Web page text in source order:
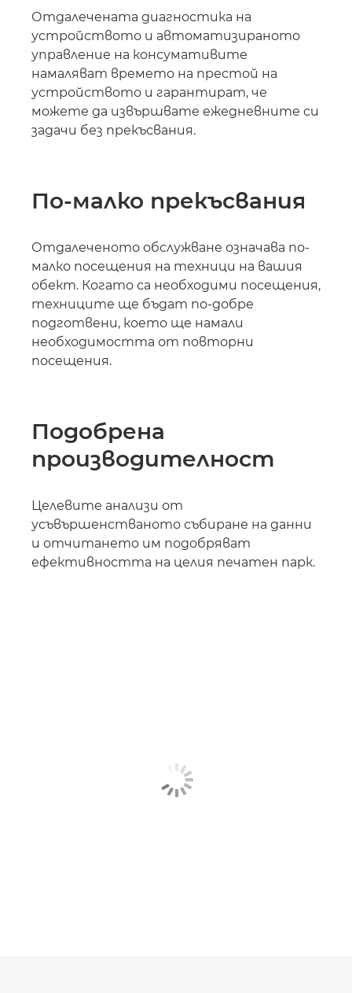
Отдалечената диагностика на
устройството и автоматизираното
управление на консумативите
намаляват времето на престой на
устройството и гарантират, че
можете да извършвате ежедневните си
задачи без прекъсвания.
По-малко прекъсвания
Отдалеченото обслужване означава по-
малко посещения на техници на вашия
обект. Когато са необходими посещения,
техниците ще бъдат по-добре
подготвени, което ще намали
необходимостта от повторни
посещения.
Подобрена
производителност
Целевите анализи от
усъвършенстваното събиране на данни
и отчитането им подобряват
ефективността на целия печатен парк.